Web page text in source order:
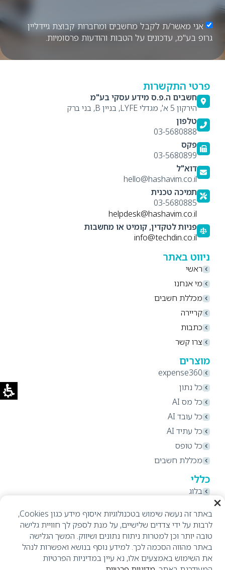
אני מאשר/ת לקבל מחשבים ומחברות קבוצת גיידליין
גרופ בע"מ, עדכונים על הטבות והודעות פרסומיות.
ניווט באתר
ראשי
מי אנחנו
מכללת חשבים
קריירה
כתבות
צרו קשר
מוצרים
expense360
כל נתון
כל מס AI
כל עובד AI
כל עתיד AI
כל טופס
מכללת חשבים
כללי
בלוג
מדיניות פרטיות
הצהרת נגישות
פרטי התקשרות
חשבים ה.פ.ס מידע עסקי בע"מ
הירקון 5 א', מגדלי LYFE, בניין B, בני ברק
טלפון
03-5680888
פקס
03-5680899
דוא"ל
hello@hashavim.co.il
תמיכה טכנית
03-5680885
helpdesk@hashavim.co.il
פניות לטקדין, קומיט או מחשבות
info@techdin.co.il
באתר זה נעשה שימוש בטכנולוגיות איסוף מידע כגון Cookies,
לרבות על ידי צדדים שלישיים, על מנת לספק לך חוויית גלישה
טובה יותר וכן למטרות ניתוח נתונים ושיווק. המשך הגלישה
באתר מהווה הסכמה לכך. למידע נוסף בנושא ואפשרות לנהל
את השימוש באמצעים אלו, נא עיין במדיניות הפרטיות